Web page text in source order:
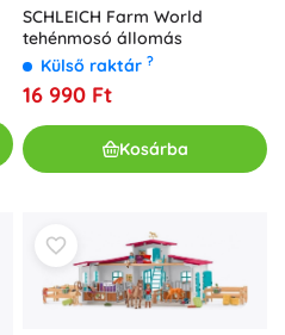
SCHLEICH Farm World
tehénmosó állomás
Külső raktár ?
16 990 Ft
Kosárba